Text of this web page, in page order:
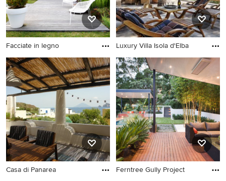
Facciate in legno Luxury Villa Isola d'Elba
Casa di Panarea Ferntree Gully Project